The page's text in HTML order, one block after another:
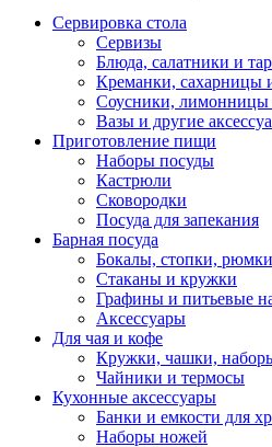
Сервировка стола
Сервизы
Блюда, салатники и
Креманки, сахарницы
Соусники, лимонницы
Вазы и другие
Приготовление пищи
Наборы посуды
Кастрюли
Сковородки
Посуда для запекания
Барная посуда
Бокалы, стопки, рюмки
Стаканы и кружки
Графины и питьевые
Аксессуары
Для чая и кофе
Кружки, чашки,
Чайники и термосы
Кухонные аксессуары
Банки и емкости для
Наборы ножей